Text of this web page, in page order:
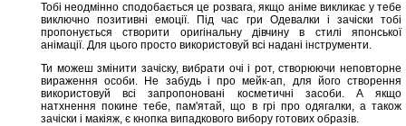
Тобі неодмінно сподобається це розвага, якщо аніме викликає у тебе
виключно позитивні емоції. Під час гри Одевалки і зачіски тобі
пропонується створити оригінальну дівчину в стилі японської
анімації. Для цього просто використовуй всі надані інструменти.
Ти можеш змінити зачіску, вибрати очі і рот, створюючи неповторне
вираження особи. Не забудь і про мейк-ап, для його створення
використовуй всі запропоновані косметичні засоби. А якщо
натхнення покине тебе, пам'ятай, що в грі про одягалки, а також
зачіски і макіяж, є кнопка випадкового вибору готових образів.